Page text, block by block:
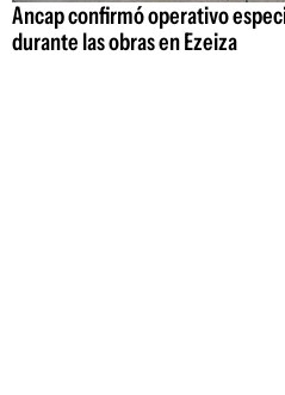
Ancap confirmó operativo
durante las obras en Ezeiza